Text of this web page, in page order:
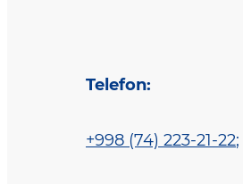
Telefon:
+998 (74) 223-21-22;